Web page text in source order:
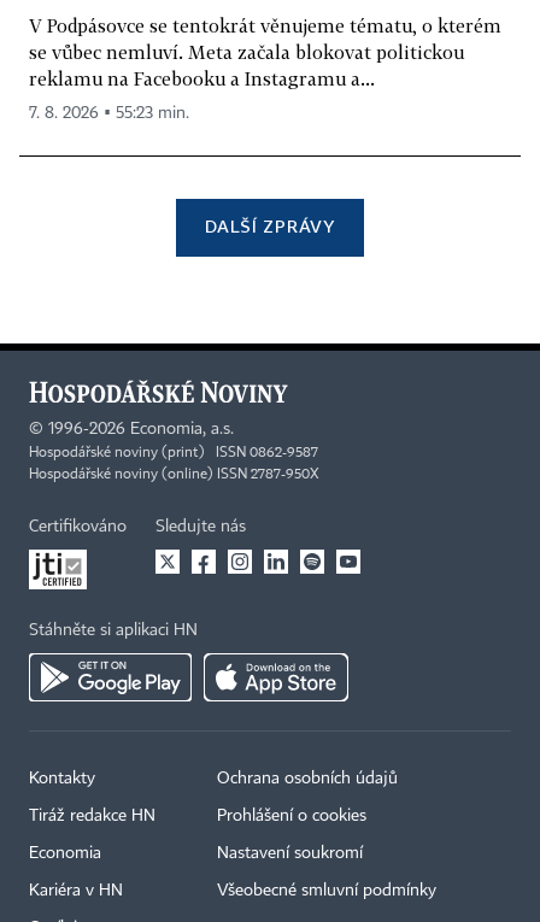
V Podpásovce se tentokrát věnujeme tématu, o kterém
se vůbec nemluví. Meta začala blokovat politickou
reklamu na Facebooku a Instagramu a...
7. 8. 2026 ▪ 55:23 min.
DALŠÍ ZPRÁVY
© 1996-2026 Economia, a.s.
Hospodářské noviny (print) ISSN 0862-9587
Hospodářské noviny (online) ISSN 2787-950X
Certifikováno Sledujte nás
Stáhněte si aplikaci HN
Kontakty
Tiráž redakce HN
Economia
Kariéra v HN
Ochrana osobních údajů
Prohlášení o cookies
Nastavení soukromí
Všeobecné smluvní podmínky